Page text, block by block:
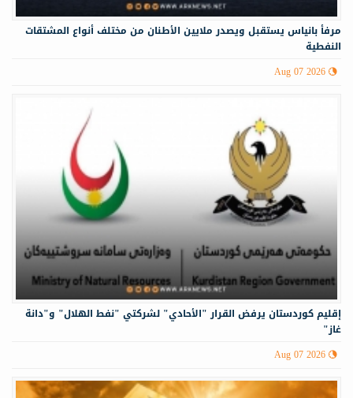
مرفأ بانياس يستقبل ويصدر ملايين الأطنان من مختلف أنواع المشتقات
النفطية
Aug 07 2026
إقليم كوردستان يرفض القرار "الأحادي" لشركتي "نفط الهلال" و"دانة
غاز"
Aug 07 2026